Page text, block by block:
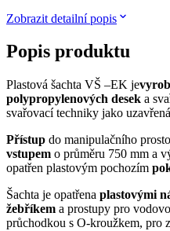
Zobrazit detailní popis
Popis produktu
Plastová šachta VŠ –EK je
polypropylenových desek a
svařovací techniky jako
Přístup do manipulačního
vstupem o průměru 750 mm a
opatřen plastovým pochozím
Šachta je opatřena plastovými
žebříkem a prostupy pro
průchodkou s O-kroužkem, pro